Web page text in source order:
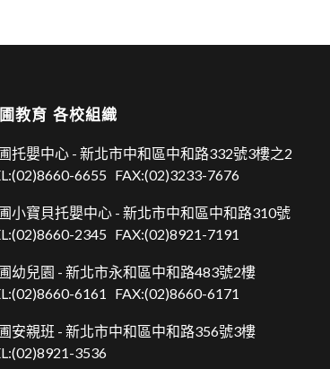
教育 各校組織
托嬰中心 - 新北市中和區中和路332號3樓之2
(02)8660-6655 FAX:(02)3233-7676
小寶貝托嬰中心 - 新北市中和區中和路310號
(02)8660-2345 FAX:(02)8921-7191
幼兒園 - 新北市永和區中和路483號2樓
(02)8660-6161 FAX:(02)8660-6171
安親班 - 新北市中和區中和路356號3樓
(02)8921-3536